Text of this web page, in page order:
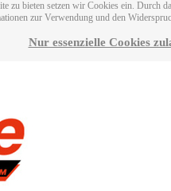
zu bieten setzen wir Cookies ein.
zur Verwendung und den
Nur essenzielle Cookies